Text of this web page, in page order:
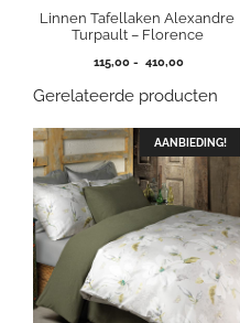
Linnen Tafellaken Alexandre
Turpault – Florence
115,00 - 410,00Prijsklasse:
tot
Gerelateerde producten
AANBIEDING!